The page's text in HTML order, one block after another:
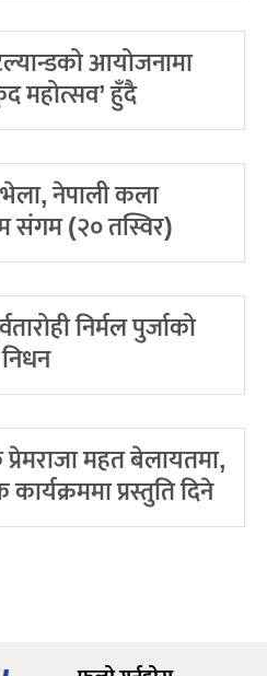
आयोजनामा
महोत्सव’ हुँदै
नेपाली कला
संगम (२० तस्विर)
निर्मल पुर्जाको
महत बेलायतमा,
प्रस्तुति दिने